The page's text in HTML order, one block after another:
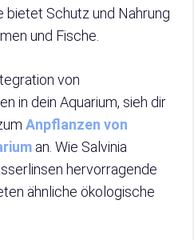
bietet Schutz und Nahrung
und Fische.
von
in dein Aquarium, sieh dir
Anpflanzen von
an. Wie Salvinia
hervorragende
ähnliche ökologische